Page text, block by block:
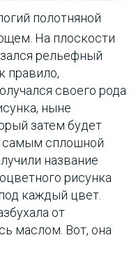
полотняной
На плоскости
рельефный
правило,
своего рода
ныне
затем будет
самым сплошной
название
рисунка
каждый цвет.
от
маслом. Вот, она